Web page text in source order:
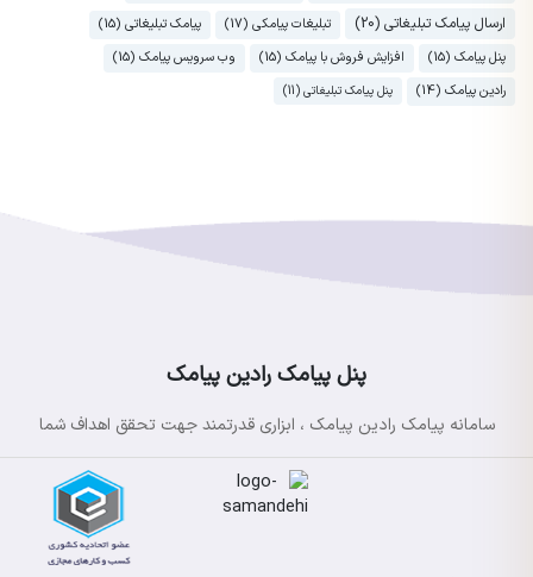
ارسال پیامک تبلیغاتی (20) تبلیغات پیامکی (17)
پیامک تبلیغاتی (15)
پنل پیامک (15)
افزایش فروش با پیامک (15)
وب سرویس پیامک (15)
رادین پیامک (14)
پنل پیامک تبلیغاتی (11)
پنل پیامک رادین پیامک
سامانه پیامک رادین پیامک ، ابزاری قدرتمند جهت تحقق اهداف شما